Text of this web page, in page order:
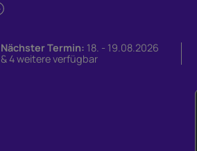
Nächster Termin: 18. - 19.08.2026
& 4 weitere verfügbar